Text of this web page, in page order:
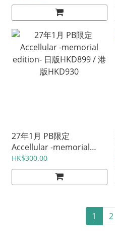
27年1月 PB限定
Accellular -memorial
edition- 日版HKD899 / 港
版HKD930
HK$300.00
1 2